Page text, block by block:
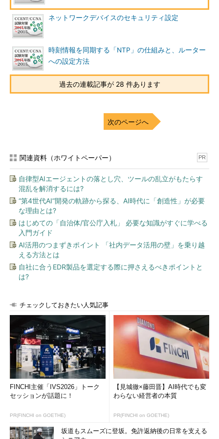
ポートセキュリティを設定したスイッチは、接続されているデ
バイスのMACアドレスを基に、そのデバイスが信頼できるもの
かどうかを判断します。スイッチのポートで受信したフレーム中
の送信元MACアドレスと、ポートセキュリティで設定したMAC
アドレスの値を比較します。両者のMACアドレスが同じであれ
ば、信頼できるデバイスであると判断して、そのMACアドレス
からの通信を許可します。MACアドレスが異なる場合は、前述
のセキュリティ違反の状態となります。
スイッチへの「信頼できるMACアドレス」の登録方法には、
手動で設定する方法（スタティック）、デバイスが接続されてい
MACアドレスを保存する方法（スティッキー）の3種類がありま
種類 設定方法 configに保存
スタティック 手動
ダイナミック
自動
されない
スティッキー
MACアドレスの学習方法
Errdisable
反を検出すると、そのポートはErrdisable状態となります。
Errdisable状態からは、ケーブルを抜き挿ししても自動復旧はし
ません。ポートを復旧するためには、shutdownコマンドで一度
ポートを無効化し、その後no shutdownコマンドをあらためて対
象ポートに設定します。
ポートセキュリティの設定コマンド
ポートセキュリティを設定するには次のようにします。
Switch>
Switch(config )# interface GigabitEthernet0/1
ネットワークデバイスのセキュリティ設定
時刻情報を同期する「NTP」の仕組みと、ルーター
への設定方法
過去の連載記事が 28 件あります
次のページへ
関連資料（ホワイトペーパー） PR
自律型AIエージェントの落とし穴、ツールの乱立がもたらす
混乱を解消するには?
“第4世代AI”開発の軌跡から探る、AI時代に「創造性」が必要
な理由とは?
はじめての「自治体/官公庁入札」 必要な知識がすぐに学べる
入門ガイド
AI活用のつまずきポイント 「社内データ活用の壁」を乗り越
える方法とは
自社に合うEDR製品を選定する際に押さえるべきポイントと
は?
チェックしておきたい人気記事
FINCHI主催「IVS2026」トーク
セッションが話題に！
PR(FINCHI on GOETHE)
【見城徹×藤田晋】AI時代でも変
わらない経営者の本質
PR(FINCHI on GOETHE)
坂道もスムーズに登坂。免許返納後の日常を支える